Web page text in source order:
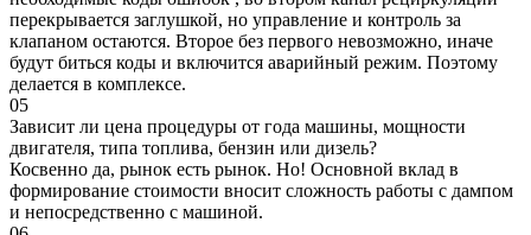
перекрывается заглушкой, но управление и контроль за
клапаном остаются. Второе без первого невозможно, иначе
будут биться коды и включится аварийный режим. Поэтому
делается в комплексе.
05
Зависит ли цена процедуры от года машины, мощности
двигателя, типа топлива, бензин или дизель?
Косвенно да, рынок есть рынок. Но! Основной вклад в
формирование стоимости вносит сложность работы с дампом
и непосредственно с машиной.